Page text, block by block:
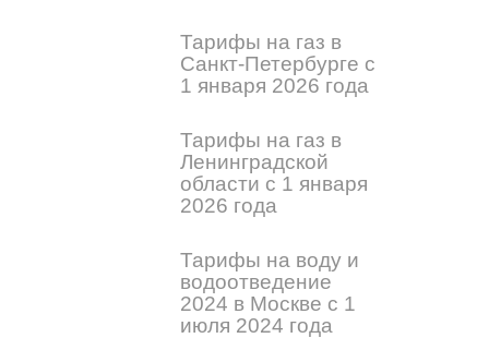
Тарифы на газ в
Санкт-Петербурге с
1 января 2026 года
Тарифы на газ в
Ленинградской
области с 1 января
2026 года
Тарифы на воду и
водоотведение
2024 в Москве с 1
июля 2024 года